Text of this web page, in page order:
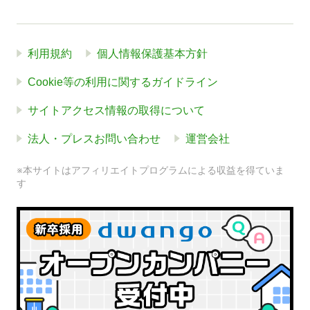
利用規約 個人情報保護基本方針
Cookie等の利用に関するガイドライン
サイトアクセス情報の取得について
法人・プレスお問い合わせ 運営会社
※本サイトはアフィリエイトプログラムによる収益を得ていま
す